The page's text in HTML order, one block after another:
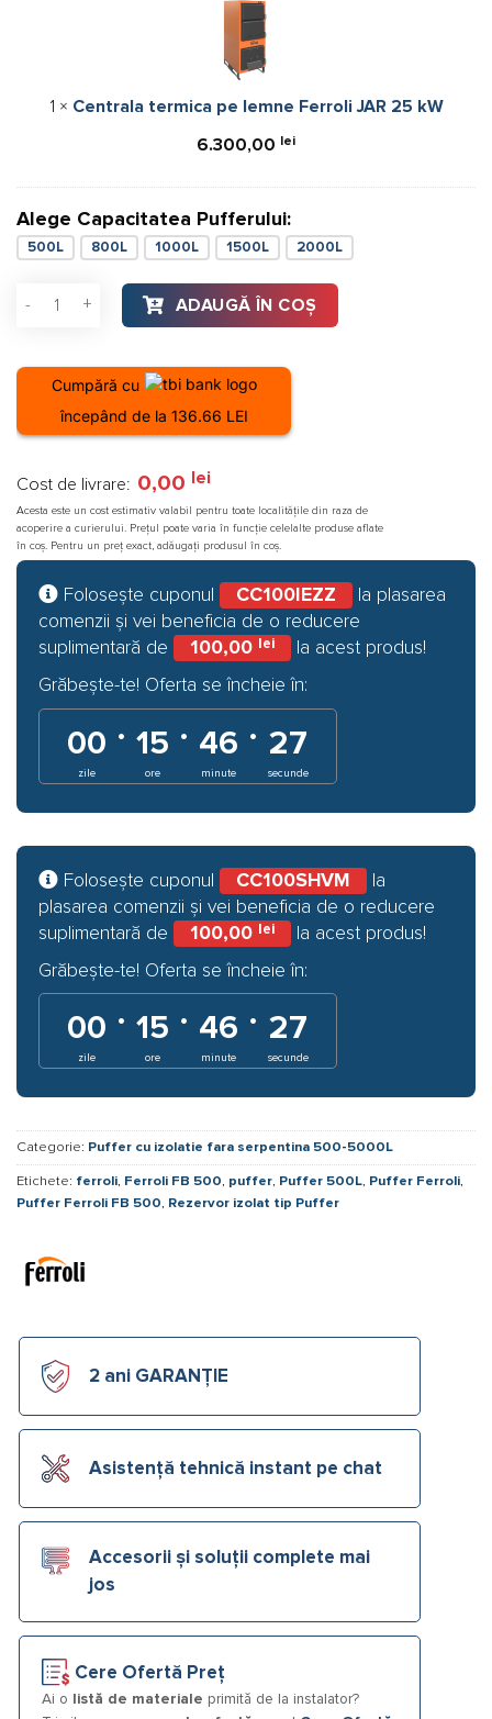
PN
10
pe
lemne
Ferroli
JAR
25
kW
1 × Centrala termica pe lemne Ferroli JAR 25 kW
6.300,00 lei
Alege Capacitatea Pufferului:
500L 800L 1000L 1500L 2000L
Cantitate Puffer Ferroli FB 500 cu izolatie fara serpentina
ADAUGĂ ÎN COȘ
Cumpără cu
începând de la 136.66 LEI
Cost de livrare: 0,00 lei
Acesta este un cost estimativ valabil pentru toate localitățile din raza de
acoperire a curierului. Prețul poate varia în funcție celelalte produse aflate
în coș. Pentru un preț exact, adăugați produsul în coș.
Folosește cuponul CC100IEZZ
la plasarea
comenzii și vei beneficia de o reducere
suplimentară de
100,00 lei
la acest produs!
Grăbește-te! Oferta se încheie în:
00
zile
· 15
ore
· 46
minute
· 27
secunde
Folosește cuponul CC100SHVM
la
plasarea comenzii și vei beneficia de o reducere
suplimentară de
100,00 lei
la acest produs!
Grăbește-te! Oferta se încheie în:
00
zile
· 15
ore
· 46
minute
· 27
secunde
Categorie: Puffer cu izolatie fara serpentina 500-5000L
Etichete: ferroli, Ferroli FB 500, puffer, Puffer 500L, Puffer Ferroli,
Puffer Ferroli FB 500, Rezervor izolat tip Puffer
2 ani GARANȚIE
Asistență tehnică instant pe chat
Accesorii și soluții complete mai
jos
Cere Ofertă Preț
Ai o listă de materiale primită de la instalator?